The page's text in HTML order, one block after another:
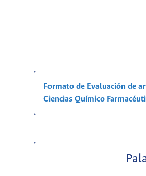
Formato de Evaluación de
Ciencias Químico